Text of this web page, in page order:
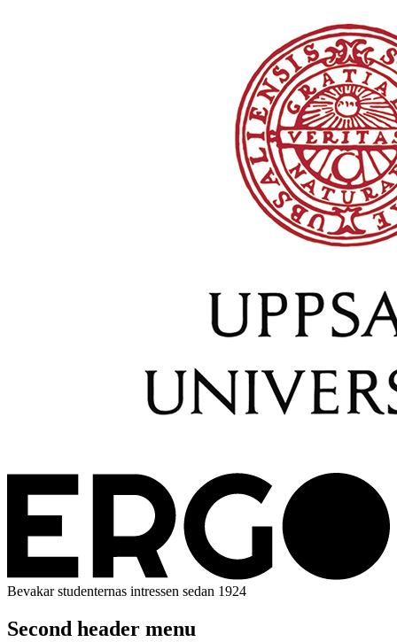
Bevakar studenternas intressen sedan 1924
Second header menu